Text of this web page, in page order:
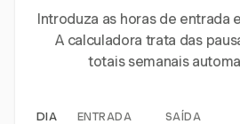
Introduza as horas de entrada
A calculadora trata das
totais semanais
DIA ENTRADA SAÍDA